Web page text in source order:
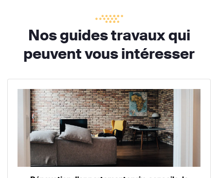
Nos guides travaux qui
peuvent vous intéresser